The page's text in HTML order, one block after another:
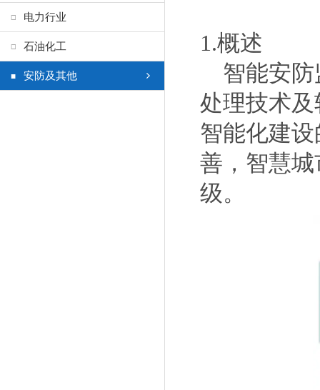
电力行业
石油化工
安防及其他
1.概述
智能安防
处理技术
智能化建
善，智慧
级。